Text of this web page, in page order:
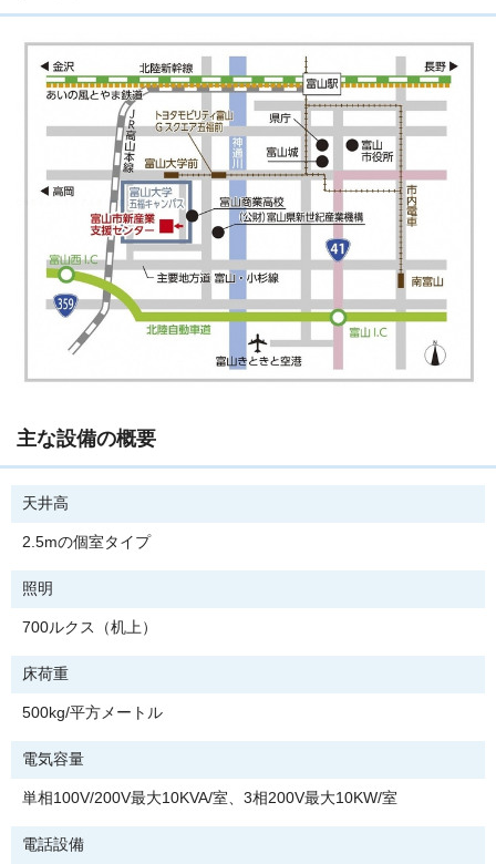
主な設備の概要
天井高
2.5mの個室タイプ
照明
700ルクス（机上）
床荷重
500kg/平方メートル
電気容量
単相100V/200V最大10KVA/室、3相200V最大10KW/室
電話設備